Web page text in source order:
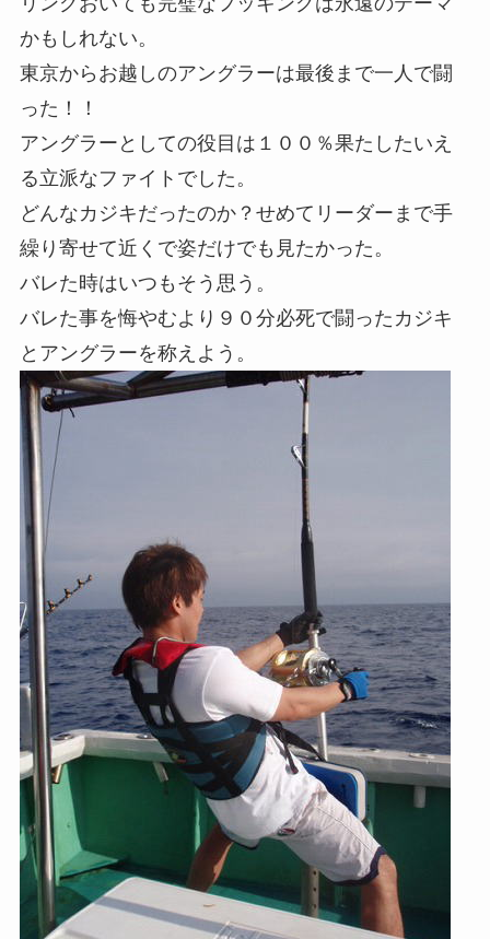
かもしれない。
東京からお越しのアングラーは最後まで一人で闘
った！！
アングラーとしての役目は１００％果たしたいえ
る立派なファイトでした。
どんなカジキだったのか？せめてリーダーまで手
繰り寄せて近くで姿だけでも見たかった。
バレた時はいつもそう思う。
バレた事を悔やむより９０分必死で闘ったカジキ
とアングラーを称えよう。